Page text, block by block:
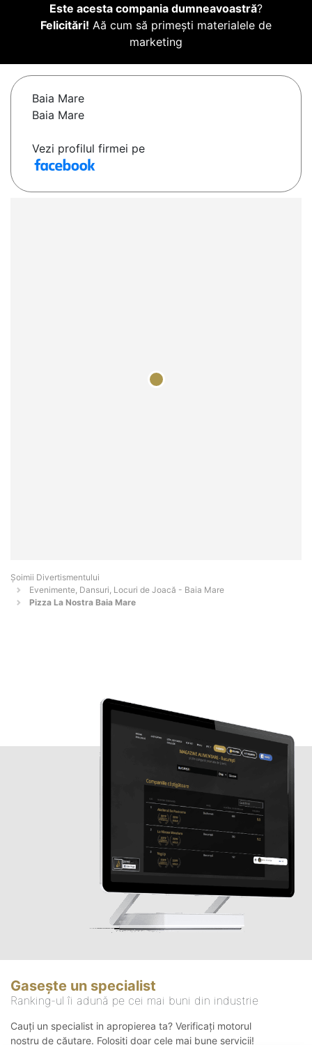
Este acesta compania dumneavoastră?
Felicitări! Aă cum să primești materialele de
marketing
Baia Mare
Baia Mare
Vezi profilul firmei pe
Şoimii Divertismentului
Evenimente, Dansuri, Locuri de Joacă - Baia Mare
Pizza La Nostra Baia Mare
Gasește un specialist
Ranking-ul îi adună pe cei mai buni din industrie
Cauți un specialist in apropierea ta? Verificați motorul
nostru de căutare. Folosiți doar cele mai bune servicii!